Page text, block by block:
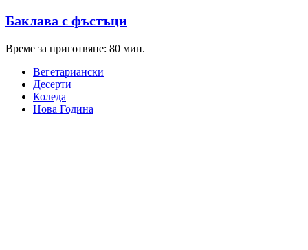
Баклава с фъстъци
Време за приготвяне: 80 мин.
Вегетариански
Десерти
Коледа
Нова Година